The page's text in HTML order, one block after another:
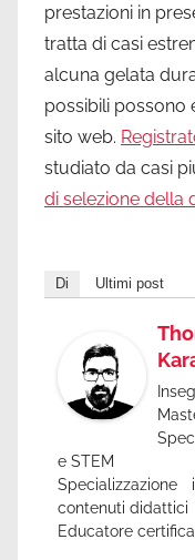
prestazioni in
tratta di casi
alcuna gelata
possibili possono
sito web.
studiato da casi
di selezione della
Di Ultimi post
e STEM
contenuti didattici
Educatore